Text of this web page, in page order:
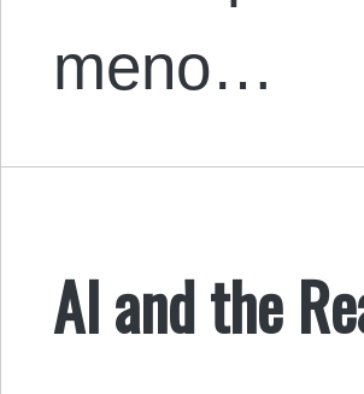
meno…
AI and the